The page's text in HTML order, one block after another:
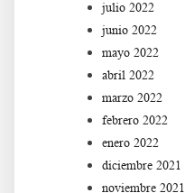
julio 2022
junio 2022
mayo 2022
abril 2022
marzo 2022
febrero 2022
enero 2022
diciembre 2021
noviembre 2021